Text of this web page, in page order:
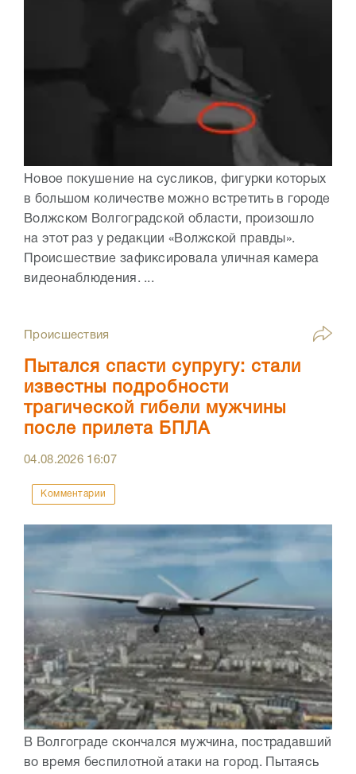
Новое покушение на сусликов, фигурки которых
в большом количестве можно встретить в городе
Волжском Волгоградской области, произошло
на этот раз у редакции «Волжской правды».
Происшествие зафиксировала уличная камера
видеонаблюдения. ...
Происшествия
Пытался спасти супругу: стали
известны подробности
трагической гибели мужчины
после прилета БПЛА
04.08.2026 16:07
Комментарии
В Волгограде скончался мужчина, пострадавший
во время беспилотной атаки на город. Пытаясь